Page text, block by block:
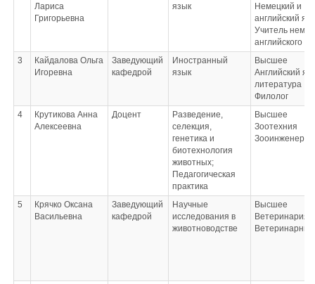
Лариса
Григорьевна
язык
Немецкий и
английский
Учитель
английского
3
Кайдалова Ольга
Игоревна
Заведующий
кафедрой
Иностранный
язык
Высшее
Английский
литература
Филолог
4
Крутикова Анна
Алексеевна
Доцент
Разведение,
селекция,
генетика и
биотехнология
животных;
Педагогическая
практика
Высшее
Зоотехния
Зооинженер
5
Крячко Оксана
Васильевна
Заведующий
кафедрой
Научные
исследования в
животноводстве
Высшее
Ветеринария